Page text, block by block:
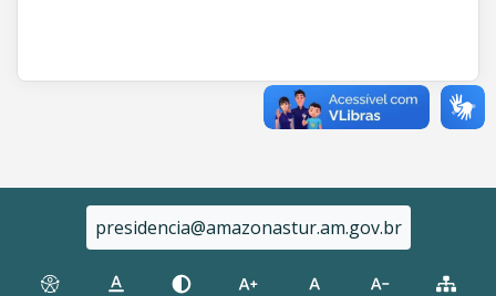
presidencia@amazonastur.am.gov.br